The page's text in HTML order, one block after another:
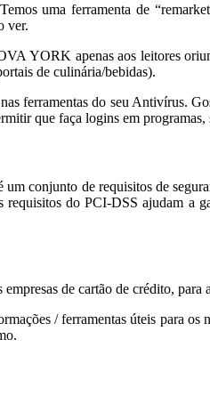
uma ferramenta de
ver.
YORK apenas aos leitores
de culinária/bebidas).
ferramentas do seu Antivírus.
que faça logins em programas,
conjunto de requisitos de
do PCI-DSS ajudam a
de cartão de crédito,
/ ferramentas úteis para